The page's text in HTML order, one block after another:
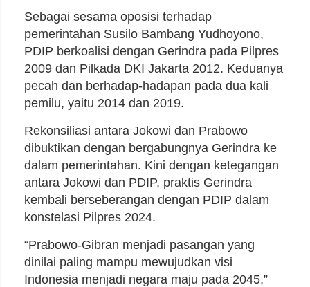
Sebagai sesama oposisi terhadap
pemerintahan Susilo Bambang Yudhoyono,
PDIP berkoalisi dengan Gerindra pada Pilpres
2009 dan Pilkada DKI Jakarta 2012. Keduanya
pecah dan berhadap-hadapan pada dua kali
pemilu, yaitu 2014 dan 2019.
Rekonsiliasi antara Jokowi dan Prabowo
dibuktikan dengan bergabungnya Gerindra ke
dalam pemerintahan. Kini dengan ketegangan
antara Jokowi dan PDIP, praktis Gerindra
kembali berseberangan dengan PDIP dalam
konstelasi Pilpres 2024.
“Prabowo-Gibran menjadi pasangan yang
dinilai paling mampu mewujudkan visi
Indonesia menjadi negara maju pada 2045,”